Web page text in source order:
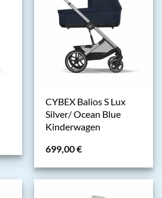
CYBEX Balios S Lux
Silver/ Ocean Blue
Kinderwagen
699,00€